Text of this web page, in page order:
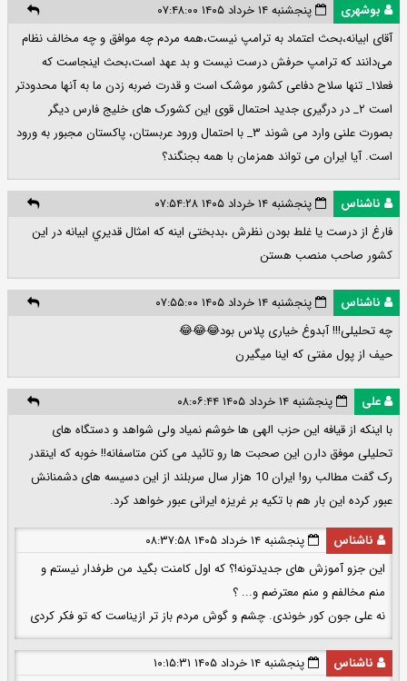
بوشهری
پنجشنبه ۱۴ خرداد ۱۴۰۵ ۰۷:۴۸:۰۰
آقای ابیانه،بحث اعتماد به ترامپ نیست،همه مردم چه موافق و چه مخالف نظام
می‌دانند که ترامپ حرفش درست نیست و بد عهد است،بحث اینجاست که
فعلا۱_ تنها سلاح دفاعی کشور موشک است و قدرت ضربه زدن ما به آنها محدودتر
است ۲_ در درگیری جدید احتمال قوی این کشورک های خلیج فارس دیگر
بصورت علنی وارد می شوند ۳_ با احتمال ورود عربستان، پاکستان مجبور به ورود
است. آیا ایران می تواند همزمان با همه بجنگند؟
ناشناس
پنجشنبه ۱۴ خرداد ۱۴۰۵ ۰۷:۵۴:۲۸
فارغ از درست یا غلط بودن نظرش ،بدبختی اینه که امثال قديري ابیانه در این
کشور صاحب منصب هستن
ناشناس
پنجشنبه ۱۴ خرداد ۱۴۰۵ ۰۷:۵۵:۰۰
چه تحلیلی!!! آبدوغ خیاری پلاس بود😂😂😂
حیف از پول مفتی که اینا میگیرن
علی
پنجشنبه ۱۴ خرداد ۱۴۰۵ ۰۸:۰۶:۴۴
با اینکه از قیافه این حزب الهی ها خوشم نمیاد ولی شواهد و دستگاه های
تحلیلی موفق دارن این صحبت ها رو تائید می کنن متاسفانه!! خوبه که اینقدر
رک گفت مطالب رو! ایران 10 هزار سال سربلند از این دسیسه های دشمنانش
عبور کرده این بار هم با تکیه بر غریزه ایرانی عبور خواهد کرد.
ناشناس
پنجشنبه ۱۴ خرداد ۱۴۰۵ ۰۸:۳۷:۵۸
این جزو آموزش های جدیدتونه!؟ که اول کامنت بگید من طرفدار نیستم و
منم مخالفم و منم معترضم و... ؟
نه علی جون کور خوندی. چشم و گوش مردم باز تر ازیناست که تو فکر کردی
ناشناس پنجشنبه ۱۴ خرداد ۱۴۰۵ ۱۰:۱۵:۳۱